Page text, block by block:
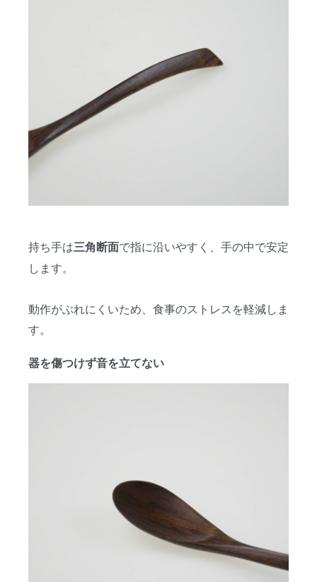
持ち手は三角断面で指に沿いやすく、手の中で安定
します。
動作がぶれにくいため、食事のストレスを軽減しま
す。
器を傷つけず音を立てない